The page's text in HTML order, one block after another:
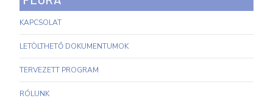
KAPCSOLAT
LETÖLTHETŐ DOKUMENTUMOK
TERVEZETT PROGRAM
RÓLUNK